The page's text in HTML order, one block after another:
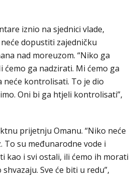
iznio na sjednici vlade,
dopustiti zajedničku
nad moreuzom. “Niko ga
ćemo ga nadzirati. Mi ćemo ga
neće kontrolisati. To je dio
Oni bi ga htjeli kontrolisati”,
prijetnju Omanu. “Niko neće
su međunarodne vode i
kao i svi ostali, ili ćemo ih morati
Sve će biti u redu”,